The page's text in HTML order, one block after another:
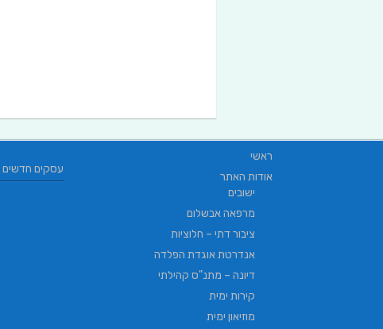
עסקים
ראשי
אודות האתר
ישובים
מרפאה אבשלום
ציבור דתי – חלוציות
אנדרטת אוגדת הפלדה
דיונה – מתנ"ס קהילתי
קירות ימית
מוזיאון ימית